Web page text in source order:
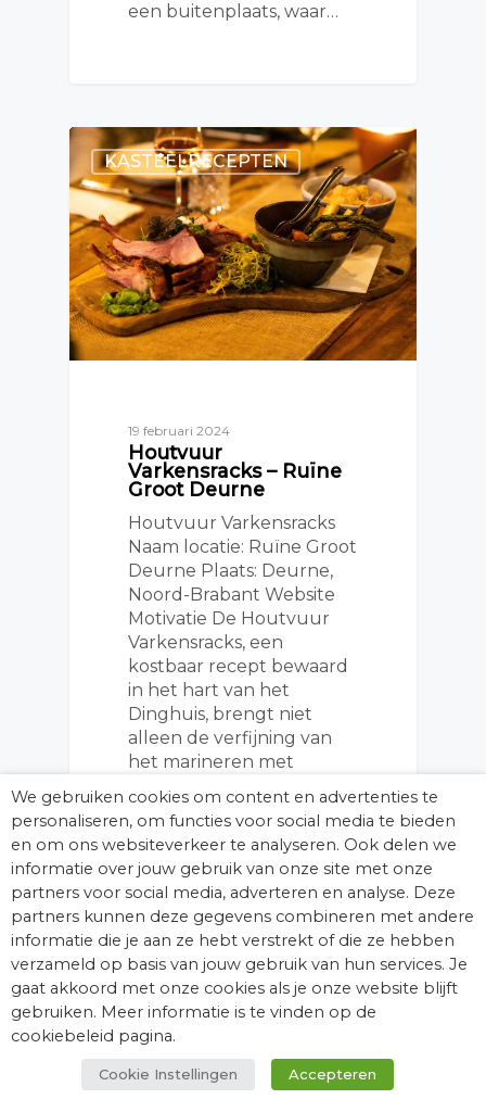
een buitenplaats, waar…
KASTEELRECEPTEN
19 februari 2024
Houtvuur
Varkensracks – Ruïne
Groot Deurne
Houtvuur Varkensracks
Naam locatie: Ruïne Groot
Deurne Plaats: Deurne,
Noord-Brabant Website
Motivatie De Houtvuur
Varkensracks, een
kostbaar recept bewaard
in het hart van het
Dinghuis, brengt niet
alleen de verfijning van
het marineren met
traditioneel Colorozo zout
naar voren maar…
KASTEELRECEPTEN
We gebruiken cookies om content en advertenties te
personaliseren, om functies voor social media te bieden
en om ons websiteverkeer te analyseren. Ook delen we
informatie over jouw gebruik van onze site met onze
partners voor social media, adverteren en analyse. Deze
partners kunnen deze gegevens combineren met andere
informatie die je aan ze hebt verstrekt of die ze hebben
verzameld op basis van jouw gebruik van hun services. Je
gaat akkoord met onze cookies als je onze website blijft
gebruiken. Meer informatie is te vinden op de
cookiebeleid pagina.
Cookie Instellingen Accepteren